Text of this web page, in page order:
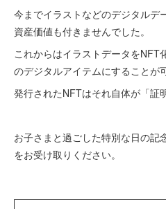
今までイラストなどのデジタルデ
資産価値も付きませんでした。
これからはイラストデータをNFT
のデジタルアイテムにすることが
発行されたNFTはそれ自体が「証
お子さまと過ごした特別な日の記
をお受け取りください。